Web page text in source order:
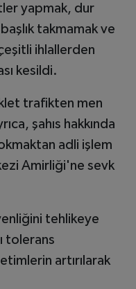
yapmak, dur
takmamak ve
ihlallerden
kesildi.
trafikten men
şahıs hakkında
adli işlem
Amirliği'ne sevk
tehlikeye
tolerans
artırılarak